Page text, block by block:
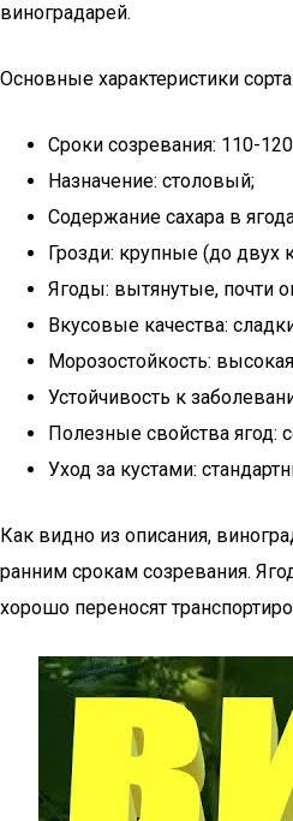
виноградарей.
Основные характеристики сорта:
Сроки созревания: 110-
Назначение: столовый;
Содержание сахара в
Грозди: крупные (до
Ягоды: вытянутые, почти
Вкусовые качества:
Морозостойкость:
Устойчивость к
Полезные свойства ягод:
Уход за кустами:
Как видно из описания,
ранним срокам созревания.
хорошо переносят